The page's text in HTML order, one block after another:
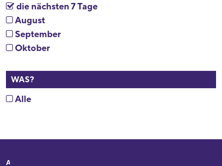
die nächsten 7 Tage
August
September
Oktober
WAS?
Alle
Adresse